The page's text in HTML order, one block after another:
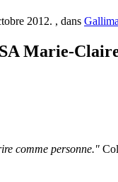
2012. , dans
Marie-
comme personne."